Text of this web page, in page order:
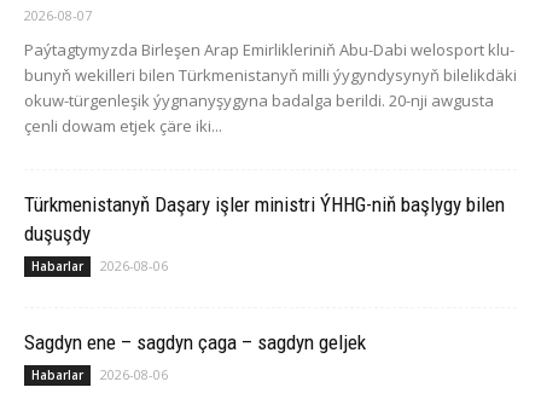
2026-08-07
Paý­tag­ty­myz­da Bir­le­şen Arap Emir­lik­le­ri­niň Abu-Da­bi we­los­port klu­
bu­nyň we­kil­le­ri bi­len Türk­me­nis­ta­nyň milli ýy­gyn­dy­sy­nyň bi­le­lik­dä­ki
okuw-tür­gen­le­şik ýyg­na­ny­şy­gy­na ba­dal­ga be­ril­di. 20-nji aw­gus­ta
çen­li do­wam et­jek çä­re iki...
Türkmenistanyň Daşary işler ministri ÝHHG-niň başlygy bilen
duşuşdy
Habarlar 2026-08-06
Sagdyn ene – sagdyn çaga – sagdyn geljek
Habarlar 2026-08-06